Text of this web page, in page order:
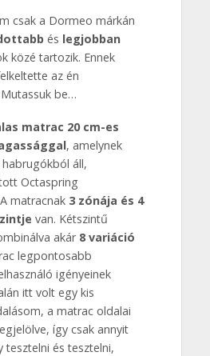
csak a Dormeo márkán
és legjobban
közé tartozik. Ennek
az én
be…
matrac 20 cm-es
, amelynek
áll,
Octaspring
matracnak 3 zónája és 4
van. Kétszintű
akár 8 variáció
legpontosabb
igényeinek
itt volt egy kis
a matrac oldalai
így csak annyit
tesztelni és tesztelni,